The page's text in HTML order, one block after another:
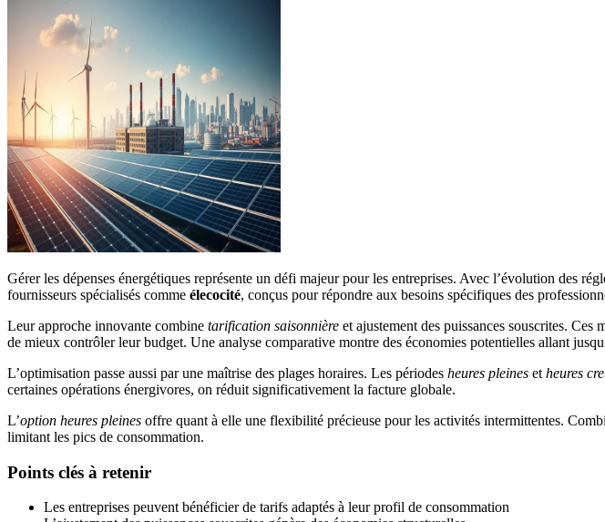
Gérer les dépenses énergétiques représente un défi majeur pour les entreprises. Avec l’évolution des
fournisseurs spécialisés comme élecocité, conçus pour répondre aux besoins spécifiques des
Leur approche innovante combine tarification saisonnière et ajustement des puissances souscrites.
de mieux contrôler leur budget. Une analyse comparative montre des économies potentielles allant
L’optimisation passe aussi par une maîtrise des plages horaires. Les périodes heures pleines et heures
certaines opérations énergivores, on réduit significativement la facture globale.
L’option heures pleines offre quant à elle une flexibilité précieuse pour les activités intermittentes.
limitant les pics de consommation.
Points clés à retenir
Les entreprises peuvent bénéficier de tarifs adaptés à leur profil de consommation